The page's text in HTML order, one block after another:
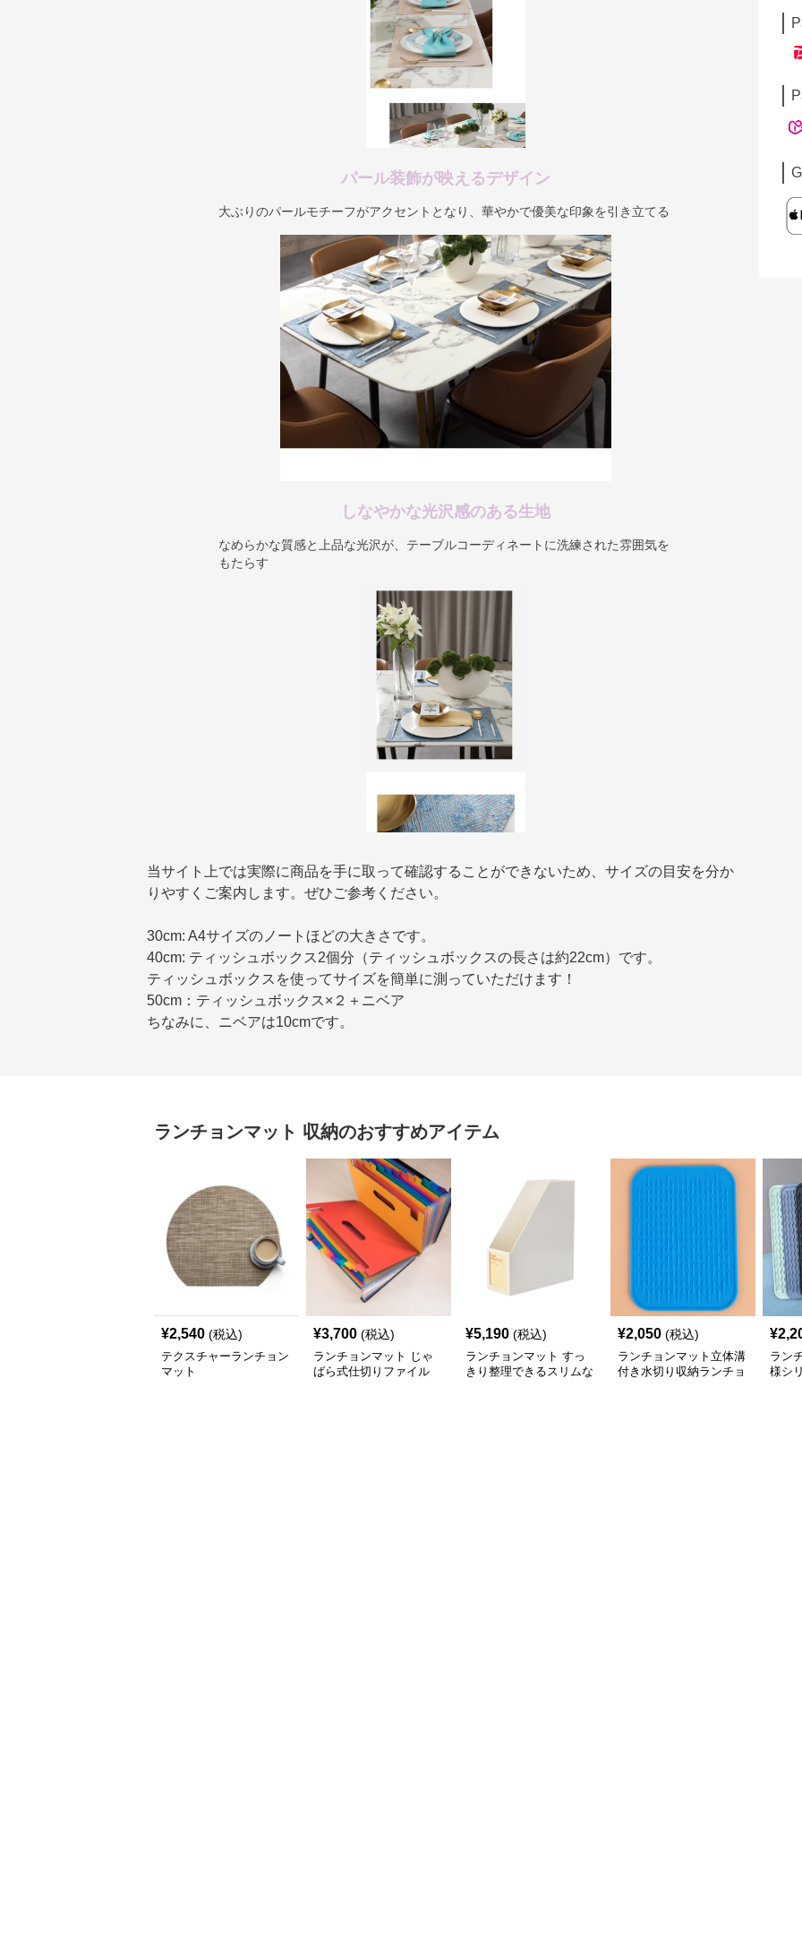
パール装飾が映えるデザイン
大ぶりのパールモチーフがアクセントとなり、華やかで優美な印象を引き立てる
しなやかな光沢感のある生地
なめらかな質感と上品な光沢が、テーブルコーディネートに洗練された雰囲気を
もたらす
当サイト上では実際に商品を手に取って確認することができないため、サイズの目安を分か
りやすくご案内します。ぜひご参考ください。
30cm: A4サイズのノートほどの大きさです。
40cm: ティッシュボックス2個分（ティッシュボックスの長さは約22cm）です。
ティッシュボックスを使ってサイズを簡単に測っていただけます！
50cm：ティッシュボックス×２＋ニベア
ちなみに、ニベアは10cmです。
ランチョンマット 収納のおすすめアイテム
¥2,540 (税込)
テクスチャーランチョン
マット
¥3,700 (税込)
ランチョンマット じゃ
ばら式仕切りファイル
¥5,190 (税込)
ランチョンマット すっ
きり整理できるスリムな
¥2,050 (税込)
ランチョンマット立体溝
付き水切り収納ランチョ
¥
ラン
様シ